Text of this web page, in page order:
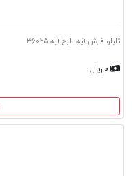
تابلو فرش آیه طرح آیه ۳۶۰۲۵